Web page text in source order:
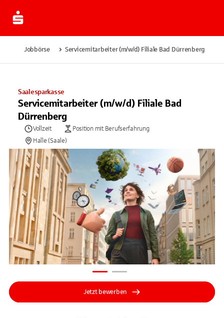
Jobbörse Servicemitarbeiter (m/w/d) Filiale Bad Dürrenberg
Saalesparkasse
Servicemitarbeiter (m/w/d) Filiale Bad
Dürrenberg
Vollzeit
Position mit Berufserfahrung
Halle (Saale)
Jetzt bewerben